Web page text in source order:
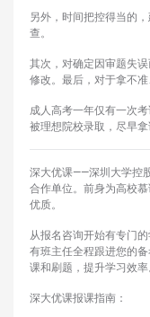
另外，时间把控得当的
查。
其次，对确定因审题失
修改。最后，对于拿不
成人高考一年仅有一次
被理想院校录取，尽早拿
深大优课——深圳大学控
合作单位。前身为高校
优质。
从报名咨询开始有专门
有班主任全程跟进您的
课和刷题，提升学习效率
深大优课报课指南：